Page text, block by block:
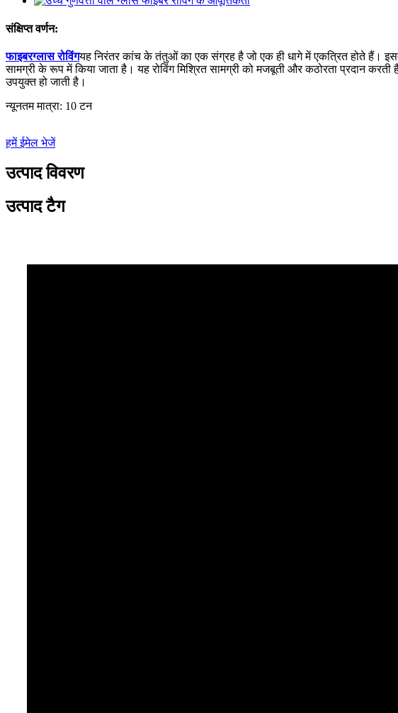
संक्षिप्त वर्णन:
फाइबरग्लास रोविंगयह निरंतर कांच के तंतुओं का एक संग्रह है जो एक ही धागे में एकत्रित होते हैं।
सामग्री के रूप में किया जाता है। यह रोविंग मिश्रित सामग्री को मजबूती और कठोरता प्रदान
उपयुक्त हो जाती है।
न्यूनतम मात्रा: 10 टन
हमें ईमेल भेजें
उत्पाद विवरण
उत्पाद टैग